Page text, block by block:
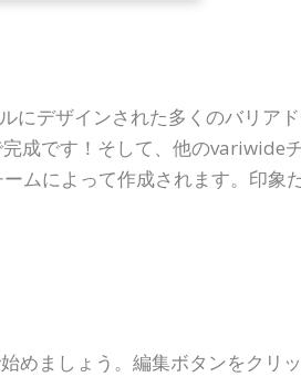
にデザインされた多くのバリア
成です！そして、他のvariwide
ムによって作成されます。印象
めましょう。編集ボタンをクリ